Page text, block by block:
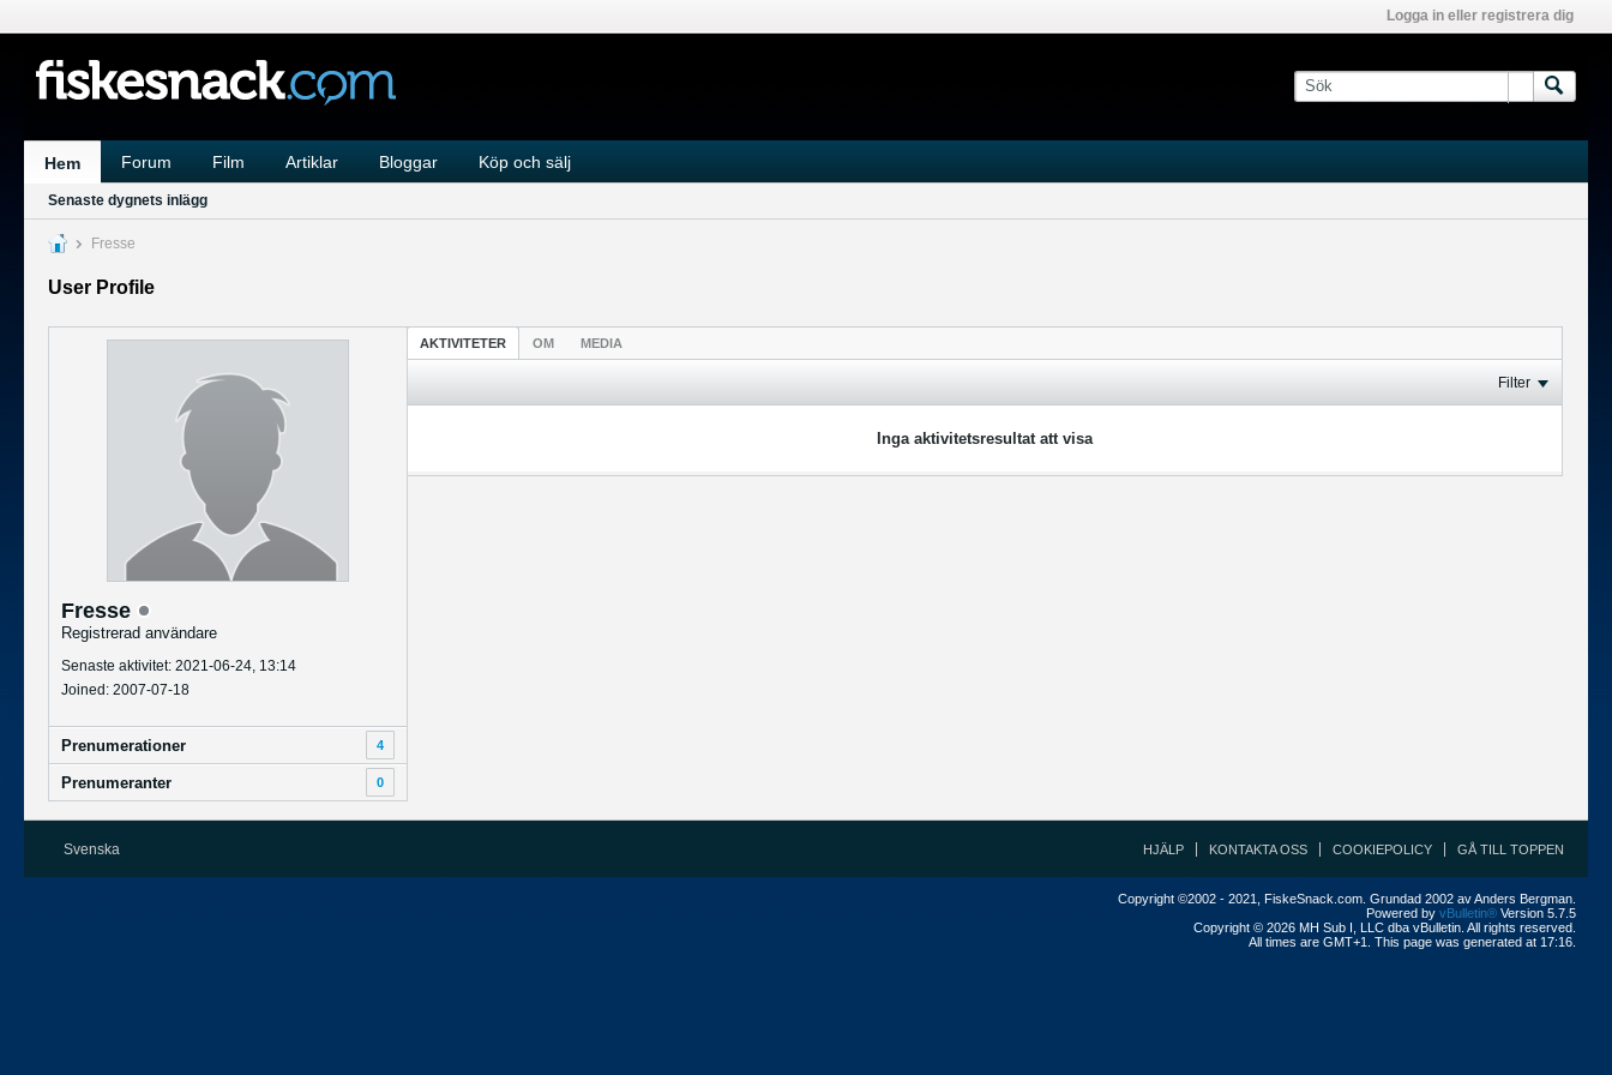
Logga in eller registrera dig
Hem Forum Film Artiklar Bloggar Köp och sälj
Senaste dygnets inlägg
Fresse
User Profile
Fresse
Registrerad användare
Senaste aktivitet: 2021-06-24, 13:14
Joined: 2007-07-18
Prenumerationer 4
Prenumeranter 0
AKTIVITETER OM MEDIA
Filter
Inga aktivitetsresultat att visa
Svenska HJÄLP KONTAKTA OSS COOKIEPOLICY GÅ TILL TOPPEN
Copyright ©2002 - 2021, FiskeSnack.com. Grundad 2002 av Anders Bergman.
Powered by vBulletin® Version 5.7.5
Copyright © 2026 MH Sub I, LLC dba vBulletin. All rights reserved.
All times are GMT+1. This page was generated at 17:16.